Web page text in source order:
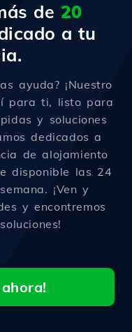
de 20
a tu
ayuda? ¡Nuestro
para ti, listo para
y soluciones
dedicados a
de alojamiento
disponible las 24
¡Ven y
y encontremos